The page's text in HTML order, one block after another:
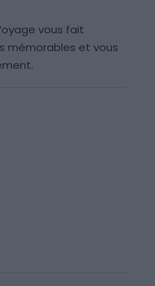
vous fait
mémorables et vous